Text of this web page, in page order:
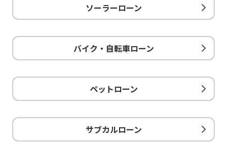
ソーラーローン
バイク・自転車ローン
ペットローン
サブカルローン